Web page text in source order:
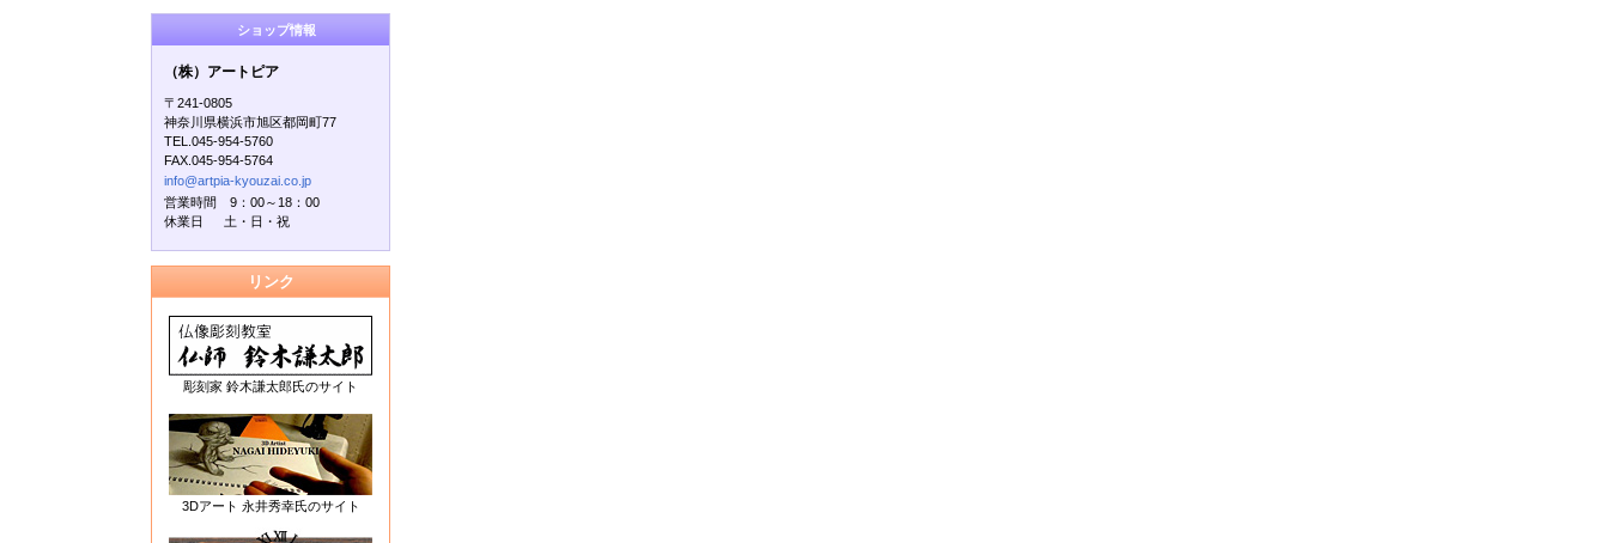
ショップ情報
（株）アートピア
〒241-0805
神奈川県横浜市旭区都岡町77
TEL.045-954-5760
FAX.045-954-5764
info@artpia-kyouzai.co.jp
営業時間 9：00～18：00
休業日 土・日・祝
リンク
彫刻家 鈴木謙太郎氏のサイト
3Dアート 永井秀幸氏のサイト